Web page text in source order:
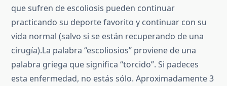
que sufren de escoliosis pueden continuar
practicando su deporte favorito y continuar con su
vida normal (salvo si se están recuperando de una
cirugía).La palabra “escoliosios” proviene de una
palabra griega que significa “torcido”. Si padeces
esta enfermedad, no estás sólo. Aproximadamente 3